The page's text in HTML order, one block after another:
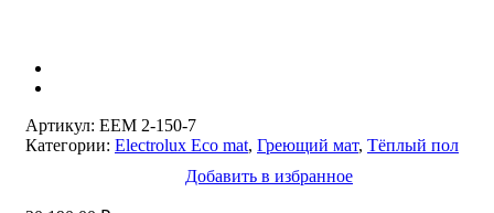
Артикул: EEM 2-150-7
Категории: Electrolux Eco mat, Греющий мат, Тёплый пол
Добавить в избранное